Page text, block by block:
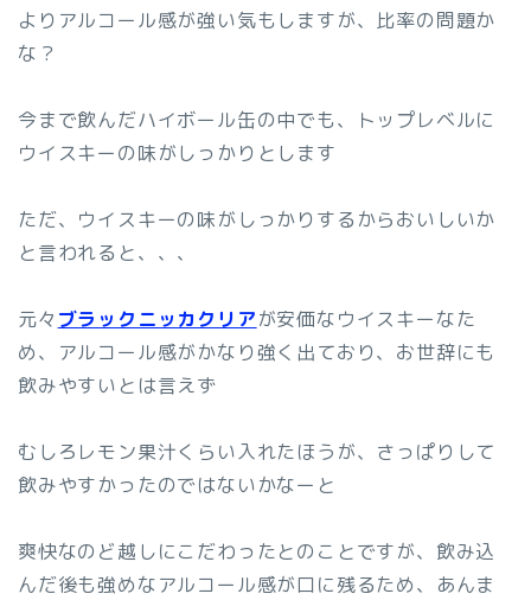
よりアルコール感が強い気もしますが、比率の問題か
な？
今まで飲んだハイボール缶の中でも、トップレベルに
ウイスキーの味がしっかりとします
ただ、ウイスキーの味がしっかりするからおいしいか
と言われると、、、
元々 ブラックニッカクリアが安価なウイスキーなた
め、アルコール感がかなり強く出ており、お世辞にも
飲みやすいとは言えず
むしろレモン果汁くらい入れたほうが、さっぱりして
飲みやすかったのではないかなーと
爽快なのど越しにこだわったとのことですが、飲み込
んだ後も強めなアルコール感が口に残るため、あんま